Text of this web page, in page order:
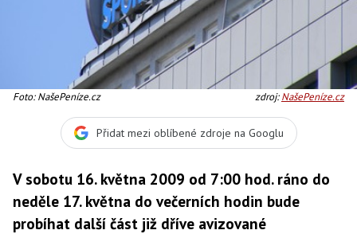
Foto: NašePeníze.cz zdroj:NašePeníze.cz
Přidat mezi oblíbené zdroje na Googlu
V sobotu 16. května 2009 od 7:00 hod. ráno do
neděle 17. května do večerních hodin bude
probíhat další část již dříve avizované